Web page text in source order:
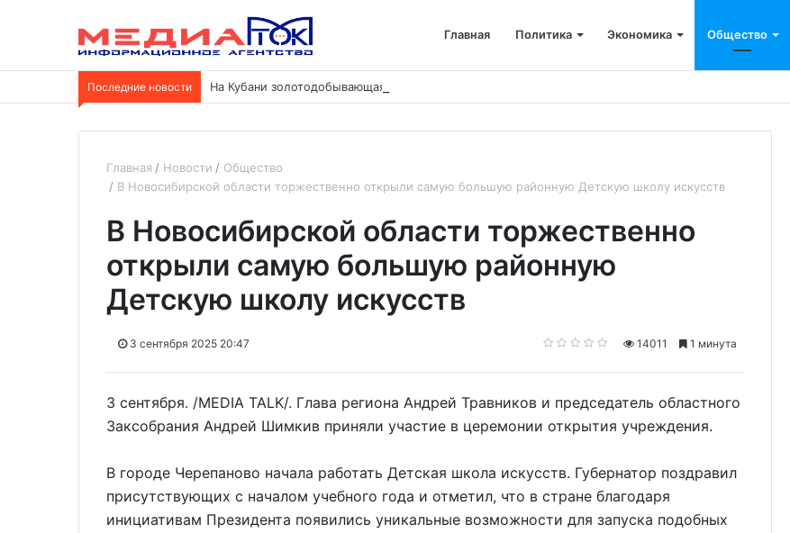
Главная Политика Экономика Общество
Последние новости На Кубани золотодобывающая компания возместила ущерб рекам на сумму почти 28 млн рублей
Главная Новости
Общество
В Новосибирской области торжественно открыли самую большую районную Детскую школу искусств
В Новосибирской области торжественно
открыли самую большую районную
Детскую школу искусств
3 сентября 2025 20:47 14011 1 минута
3 сентября. /MEDIA TALK/. Глава региона Андрей Травников и председатель областного
Заксобрания Андрей Шимкив приняли участие в церемонии открытия учреждения.
В городе Черепаново начала работать Детская школа искусств. Губернатор поздравил
присутствующих с началом учебного года и отметил, что в стране благодаря
инициативам Президента появились уникальные возможности для запуска подобных